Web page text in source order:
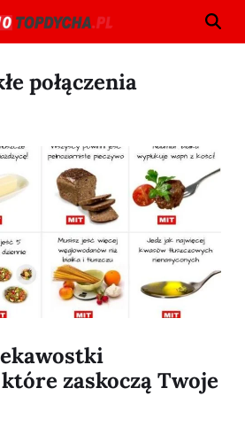
połączenia
zaskoczą Twoje